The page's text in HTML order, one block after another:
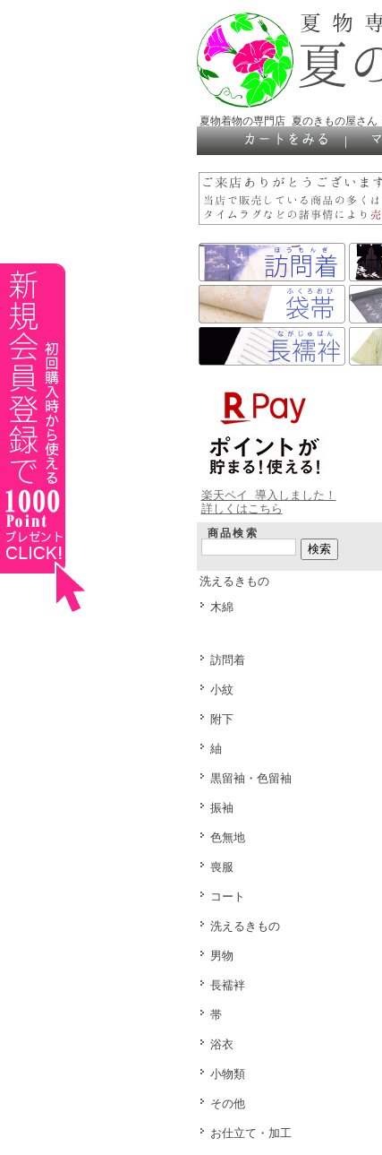
夏物着物の専門店 夏のきもの屋さん
｜
楽天ペイ 導入しました！
詳しくはこちら
商品検索
洗えるきもの
木綿
訪問着
小紋
附下
紬
黒留袖・色留袖
振袖
色無地
喪服
コート
洗えるきもの
男物
長襦袢
帯
浴衣
小物類
その他
お仕立て・加工